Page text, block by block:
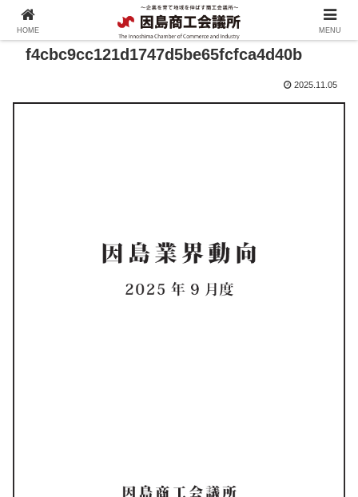
f4cbc9cc121d1747d5be65fcfca4d40b
2025.11.05
HOME MENU